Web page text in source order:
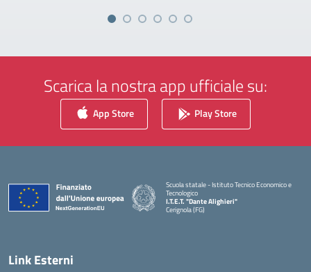
Scarica la nostra app ufficiale su:
App Store Play Store
Scuola statale - Istituto Tecnico Economico e
Tecnologico
I.T.E.T. "Dante Alighieri"
Cerignola (FG)
— Visita la pagina iniziale della scuola
Link Esterni